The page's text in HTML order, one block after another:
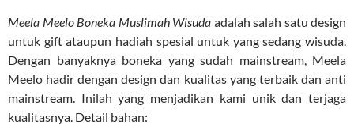
Meela Meelo Boneka Muslimah Wisuda adalah salah satu design
untuk gift ataupun hadiah spesial untuk yang sedang wisuda.
Dengan banyaknya boneka yang sudah mainstream, Meela
Meelo hadir dengan design dan kualitas yang terbaik dan anti
mainstream. Inilah yang menjadikan kami unik dan terjaga
kualitasnya. Detail bahan: